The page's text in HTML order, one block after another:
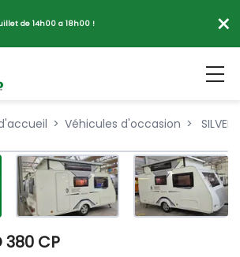
de 14h00 a 18h00 ! ×
Véhicules d'occasion
380 CP